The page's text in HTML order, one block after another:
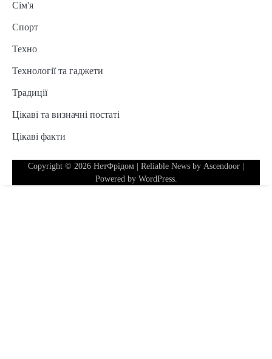
Сім'я
Спорт
Техно
Технології та гаджети
Традиції
Цікаві та визначні постаті
Цікаві факти
Copyright © 2026 НетФрідом | Reliable News by Ascendoor
Powered by WordPress.